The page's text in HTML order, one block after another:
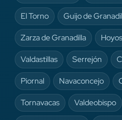
El Torno Guijo de
Zarza de Granadilla Hoyos
Valdastillas Serrejón
Piornal Navaconcejo
Tornavacas Valdeobispo